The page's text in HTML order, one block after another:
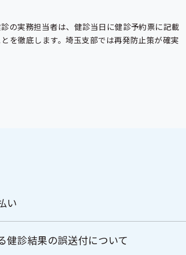
の実務担当者は、健診当日に健診予約票に記載
を徹底します。埼玉支部では再発防止策が確実
い
健診結果の誤送付について